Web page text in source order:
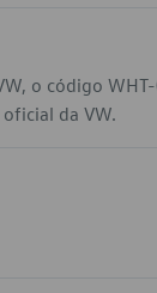
o código
da VW.